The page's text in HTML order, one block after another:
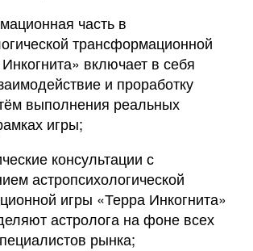
часть в
трансформационной
включает в себя
и проработку
выполнения реальных
игры;
консультации с
астропсихологической
игры «Терра Инкогнита»
астролога на фоне всех
рынка;